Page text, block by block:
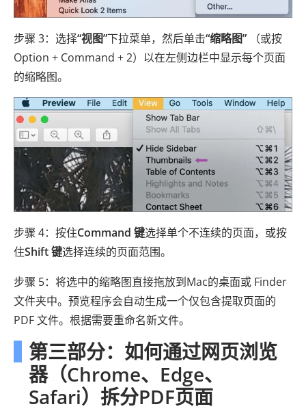
步骤 3：选择“视图”下拉菜单，然后单击“缩略图” （或按
Option + Command + 2）以在左侧边栏中显示每个页面
的缩略图。
步骤 4：按住Command 键选择单个不连续的页面，或按
住Shift 键选择连续的页面范围。
步骤 5：将选中的缩略图直接拖放到Mac的桌面或 Finder
文件夹中。预览程序会自动生成一个仅包含提取页面的
PDF 文件。根据需要重命名新文件。
第三部分：如何通过网页浏览
器（Chrome、Edge、
Safari）拆分PDF页面